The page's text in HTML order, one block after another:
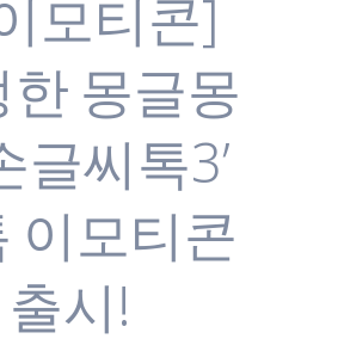
모티콘]
한 몽글몽
글씨톡3’
이모티콘
출시!